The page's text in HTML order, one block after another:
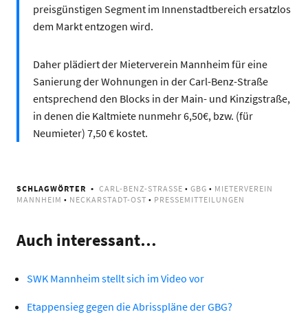
preisgünstigen Segment im Innenstadtbereich ersatzlos
dem Markt entzogen wird.
Daher plädiert der Mieterverein Mannheim für eine
Sanierung der Wohnungen in der Carl-Benz-Straße
entsprechend den Blocks in der Main- und Kinzigstraße,
in denen die Kaltmiete nunmehr 6,50€, bzw. (für
Neumieter) 7,50 € kostet.
SCHLAGWÖRTER CARL-BENZ-STRASSE • GBG • MIETERVEREIN
MANNHEIM • NECKARSTADT-OST • PRESSEMITTEILUNGEN
Auch interessant…
SWK Mannheim stellt sich im Video vor
Etappensieg gegen die Abrisspläne der GBG?